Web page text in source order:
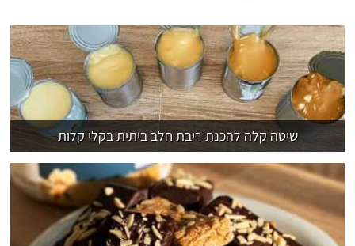
שיטה קלה להכנת ריבת חלב ביתית בקלי קלות